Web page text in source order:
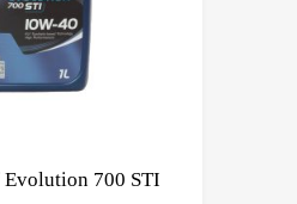
700 STI